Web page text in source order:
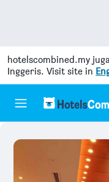
hotelscombined.my
Inggeris. Visit site in